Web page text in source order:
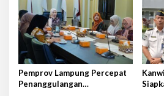
Pemprov Lampung Percepat
Penanggulangan